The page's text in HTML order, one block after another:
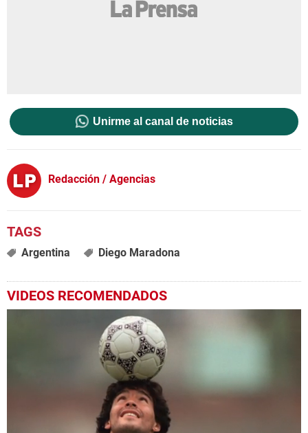
Unirme al canal de noticias
Redacción / Agencias
Argentina Diego Maradona
VIDEOS RECOMENDADOS